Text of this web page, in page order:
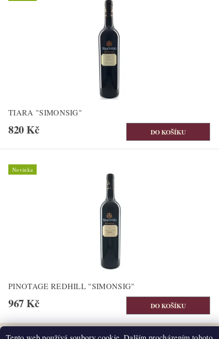
TIARA "SIMONSIG"
820 Kč
Novinka
PINOTAGE REDHILL "SIMONSIG"
967 Kč